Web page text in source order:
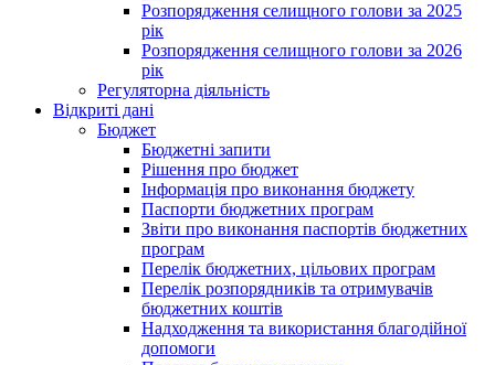
Розпорядження селищного голови за 2025
рік
Розпорядження селищного голови за 2026
рік
Регуляторна діяльність
Відкриті дані
Бюджет
Бюджетні запити
Рішення про бюджет
Інформація про виконання бюджету
Паспорти бюджетних програм
Звіти про виконання паспортів бюджетних
програм
Перелік бюджетних, цільових програм
Перелік розпорядників та отримувачів
бюджетних коштів
Надходження та використання благодійної
допомоги